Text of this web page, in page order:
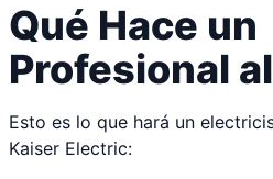
Qué Hace un
Profesional
Esto es lo que hará un
Kaiser Electric: